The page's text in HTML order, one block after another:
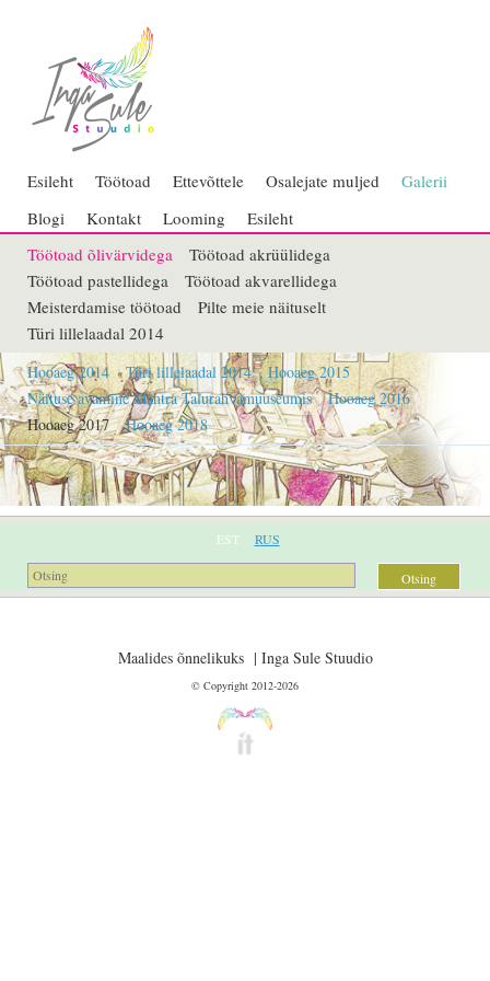
Esileht Töötoad Ettevõttele Osalejate muljed
Galerii
Blogi
Kontakt Looming
Esileht
Töötoad õlivärvidega
Töötoad akrüülidega
Töötoad pastellidega
Töötoad akvarellidega
Meisterdamise töötoad
Pilte meie näituselt
Türi lillelaadal 2014
Hooaeg 2014 Türi lillelaadal 2014
Hooaeg 2015
Näituse avamine Mahtra Talurahvamuuseumis
Hooaeg 2016
Hooaeg 2017
Hooaeg 2018
EST RUS
Maalides õnnelikuks | Inga Sule Stuudio
© Copyright 2012-2026